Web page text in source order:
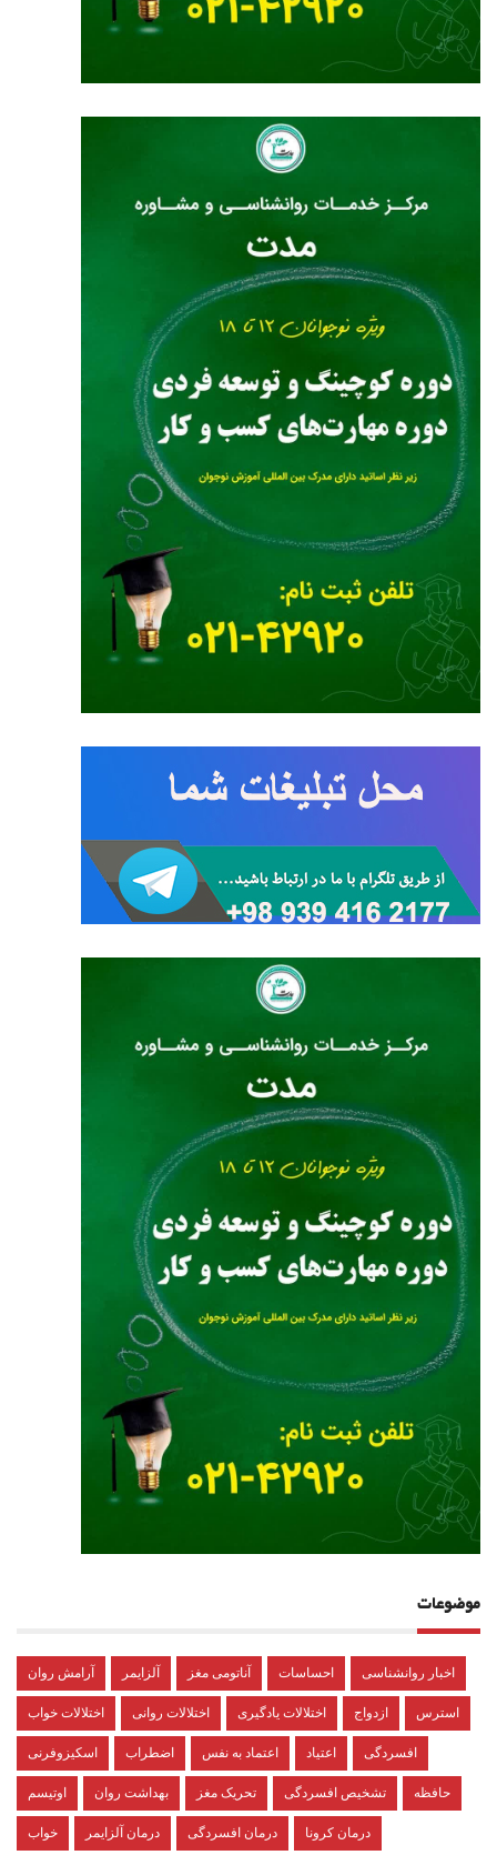
موضوعات
آرامش روان آلزایمر آناتومی مغز احساسات اخبار روانشناسی
اختلالات خواب اختلالات روانی اختلالات یادگیری ازدواج استرس
اسکیزوفرنی اضطراب اعتماد به نفس اعتیاد افسردگی
اوتیسم بهداشت روان تحریک مغز تشخیص افسردگی حافظه
خواب درمان آلزایمر درمان افسردگی درمان کرونا